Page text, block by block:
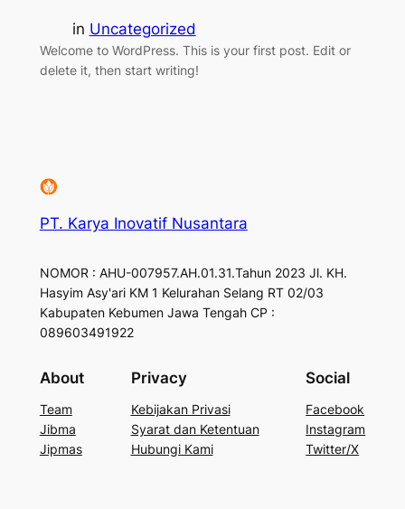
in Uncategorized
Welcome to WordPress. This is your first post. Edit or
delete it, then start writing!
PT. Karya Inovatif Nusantara
NOMOR : AHU-007957.AH.01.31.Tahun 2023 Jl. KH.
Hasyim Asy'ari KM 1 Kelurahan Selang RT 02/03
Kabupaten Kebumen Jawa Tengah CP :
089603491922
About
Team
Jibma
Jipmas
Privacy
Kebijakan Privasi
Syarat dan Ketentuan
Hubungi Kami
Social
Facebook
Instagram
Twitter/X